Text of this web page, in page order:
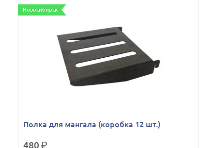
Новосибирск
Полка для мангала (коробка 12 шт.)
480р.